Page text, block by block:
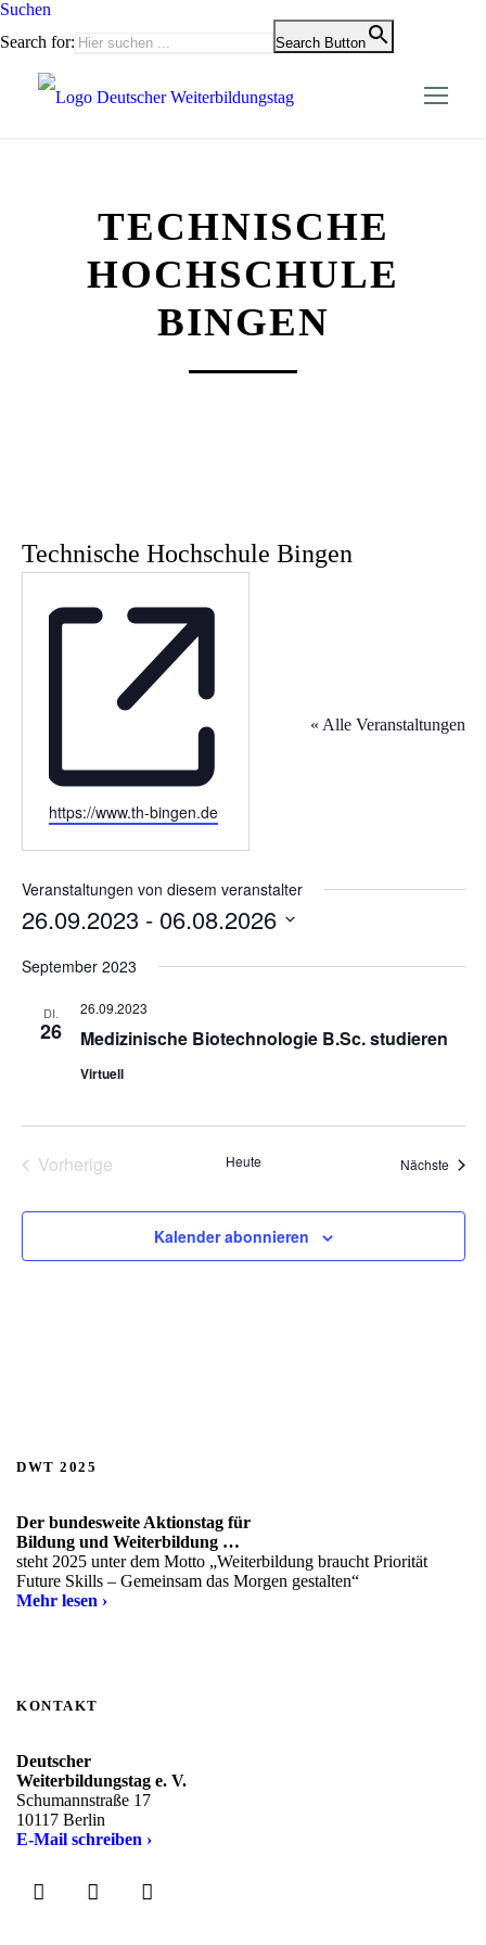
Suchen
Search for:
Search Button
TECHNISCHE
HOCHSCHULE
BINGEN
Technische Hochschule Bingen
« Alle Veranstaltungen
W
s
i
e
https://www.th-bingen.de
Veranstaltungen von diesem veranstalter
26.09.2023 - 06.08.2026
a
.
September 2023
DI.
26 Medizinische Biotechnologie B.Sc. studieren
26.09.2023
Virtuell
Vorherige
Heute Nächste
Kalender abonnieren
DWT 2025
Der bundesweite Aktionstag für
Bildung und Weiterbildung …
steht 2025 unter dem Motto „Weiterbildung braucht Priorität
Future Skills – Gemeinsam das Morgen gestalten“
Mehr lesen ›
KONTAKT
Deutscher
Weiterbildungstag e. V.
Schumannstraße 17
10117 Berlin
E-Mail schreiben ›